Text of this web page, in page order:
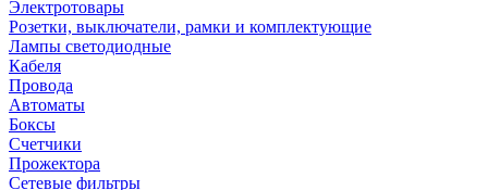
Электротовары
Розетки, выключатели, рамки и комплектующие
Лампы светодиодные
Кабеля
Провода
Автоматы
Боксы
Счетчики
Прожектора
Сетевые фильтры